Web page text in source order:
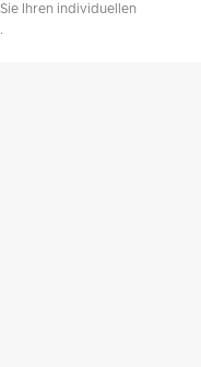
Ihren individuellen